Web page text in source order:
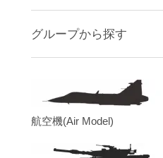
グループから探す
航空機(Air Model)